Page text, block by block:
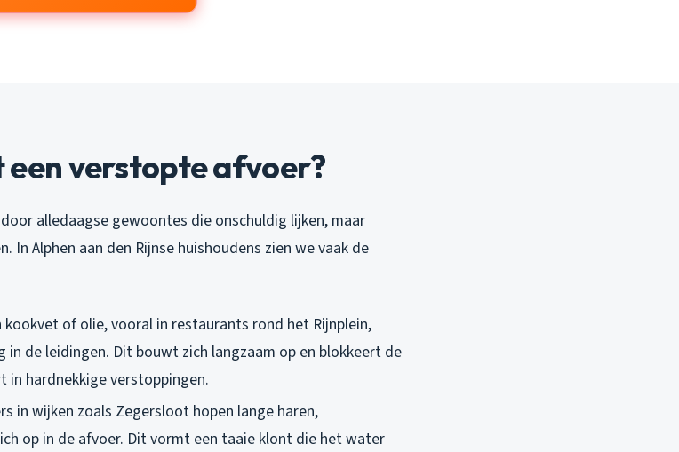
verstopte afvoer?
alledaagse gewoontes die onschuldig lijken, maar
In Alphen aan den Rijnse huishoudens zien we vaak de
kookvet of olie, vooral in restaurants rond het Rijnplein,
de leidingen. Dit bouwt zich langzaam op en blokkeert de
hardnekkige verstoppingen.
in wijken zoals Zegersloot hopen lange haren,
op in de afvoer. Dit vormt een taaie klont die het water